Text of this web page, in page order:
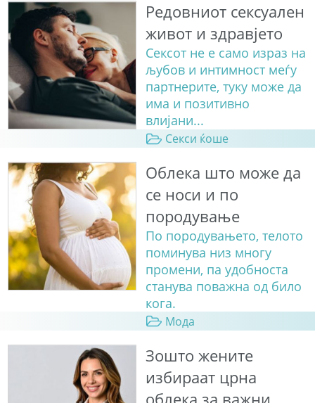
Редовниот сексуален
живот и здравјето
Сексот не е само израз на
љубов и интимност меѓу
партнерите, туку може да
има и позитивно
влијани...
Секси ќоше
Облека што може да
се носи и по
породување
По породувањето, телото
поминува низ многу
промени, па удобноста
станува поважна од било
кога.
Мода
Зошто жените
избираат црна